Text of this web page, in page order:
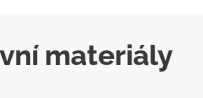
materiály